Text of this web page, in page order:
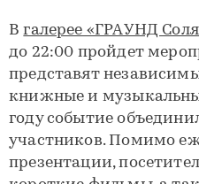
Вгалерее «ГРАУНД
до 22:00 пройдет
представят
книжные и
году событие
участников. Помимо
презентации,